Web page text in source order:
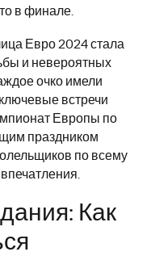
в финале.
Евро 2024 стала
и невероятных
очко имели
встречи
Европы по
праздником
по всему
Как